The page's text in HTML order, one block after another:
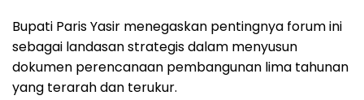
Bupati Paris Yasir menegaskan pentingnya forum ini
sebagai landasan strategis dalam menyusun
dokumen perencanaan pembangunan lima tahunan
yang terarah dan terukur.